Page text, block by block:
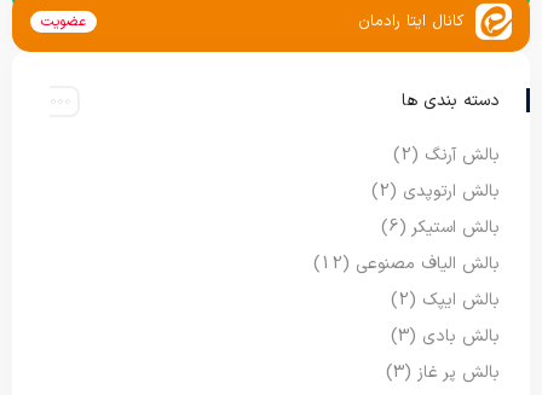
کانال ایتا رادمان عضویت
دسته بندی ها
بالش آرنگ (2)
بالش ارتوپدی (2)
بالش استیکر(6)
بالش الیاف مصنوعی (12)
بالش ایپک (2)
بالش بادی (3)
بالش پر غاز (3)